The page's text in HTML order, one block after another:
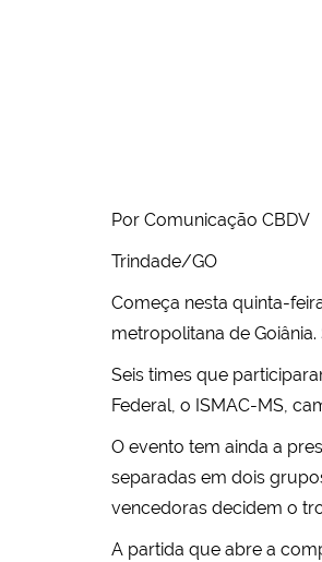
Por Comunicação CBDV
Trindade/GO
Começa nesta quinta-
metropolitana de
Seis times que
Federal, o ISMAC-MS,
O evento tem ainda a
separadas em dois
vencedoras decidem o
A partida que abre a